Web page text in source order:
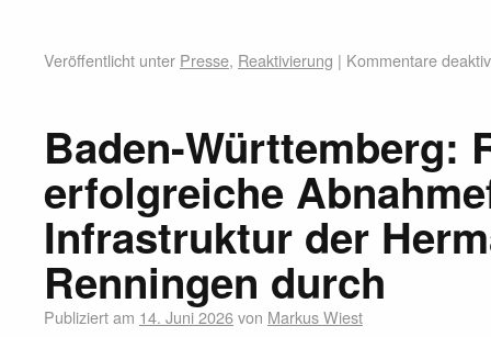
Veröffentlicht unter Presse, Reaktivierung | Kommentare
Baden-Württemberg:
erfolgreiche
Infrastruktur der
Renningen durch
Publiziert am 14. Juni 2026von Markus Wiest